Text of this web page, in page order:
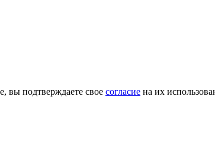
вы подтверждаете свое согласие на их